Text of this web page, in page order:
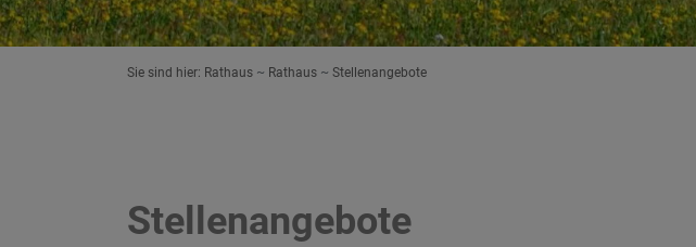
Sie sind hier: Rathaus Rathaus Stellenangebote
Stellenangebote